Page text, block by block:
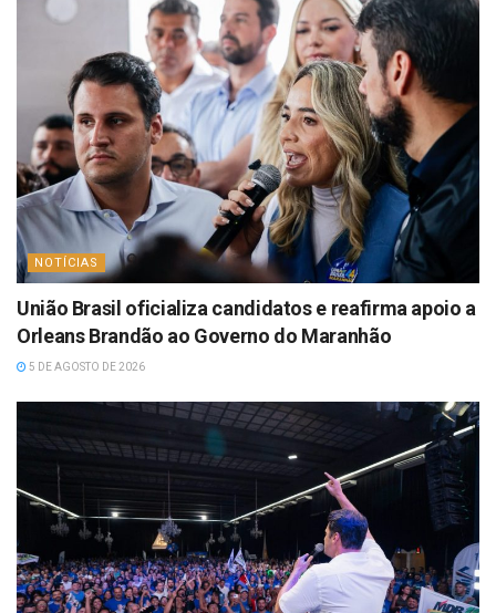
NOTÍCIAS
União Brasil oficializa candidatos e reafirma apoio a
Orleans Brandão ao Governo do Maranhão
5 DE AGOSTO DE 2026